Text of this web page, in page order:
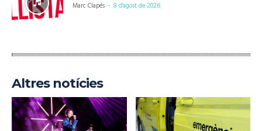
Marc Clapés - 8 d'agost de 2026
Altres notícies